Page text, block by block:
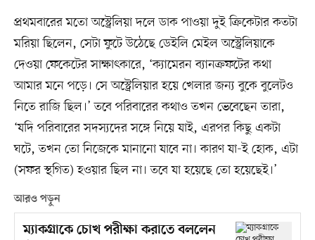
প্রথমবারের মতো অস্ট্রেলিয়া দলে ডাক পাওয়া দুই ক্রিকেটার কতটা
মরিয়া ছিলেন, সেটা ফুটে উঠেছে ডেইলি মেইল অস্ট্রেলিয়াকে
দেওয়া ফেকেটের সাক্ষাৎকারে, ‘ক্যামেরন ব্যানক্রফটের কথা
আমার মনে পড়ে। সে অস্ট্রেলিয়ার হয়ে খেলার জন্য বুকে বুলেটও
নিতে রাজি ছিল।’ তবে পরিবারের কথাও তখন ভেবেছেন তারা,
‘যদি পরিবারের সদস্যদের সঙ্গে নিয়ে যাই, এরপর কিছু একটা
ঘটে, তখন তো নিজেকে মানানো যাবে না। কারণ যা-ই হোক, এটা
(সফর স্থগিত) হওয়ার ছিল না। তবে যা হয়েছে তো হয়েছেই।’
আরও পড়ুন
ম্যাকগ্রাকে চোখ পরীক্ষা করাতে বললেন